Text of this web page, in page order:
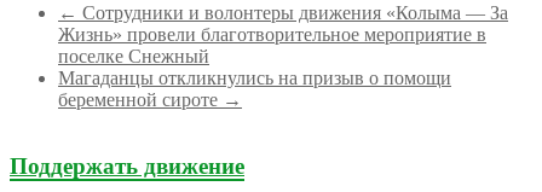
← Сотрудники и волонтеры движения «Колыма — За
Жизнь» провели благотворительное мероприятие в
поселке Снежный
Магаданцы откликнулись на призыв о помощи
беременной сироте →
Поддержать движение